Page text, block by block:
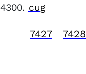
cug
7427 7428